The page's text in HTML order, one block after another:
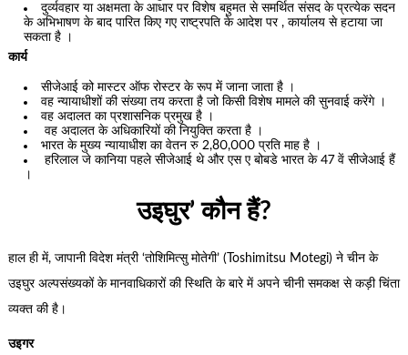
दुर्व्यवहार या अक्षमता के आधार पर विशेष बहुमत से समर्थित संसद के प्रत्येक सदन
के अभिभाषण के बाद पारित किए गए राष्ट्रपति के आदेश पर , कार्यालय से हटाया जा
सकता है ।
कार्य
सीजेआई को मास्टर ऑफ रोस्टर के रूप में जाना जाता है ।
वह न्यायाधीशों की संख्या तय करता है जो किसी विशेष मामले की सुनवाई करेंगे ।
वह अदालत का प्रशासनिक प्रमुख है ।
वह अदालत के अधिकारियों की नियुक्ति करता है ।
भारत के मुख्य न्यायाधीश का वेतन रु 2,80,000 प्रति माह है ।
हरिलाल जे कानिया पहले सीजेआई थे और एस ए बोबडे भारत के 47 वें सीजेआई हैं
।
उइघुर’ कौन हैं?
हाल ही में, जापानी विदेश मंत्री ‘तोशिमित्सु मोतेगी’ (Toshimitsu Motegi) ने चीन के
उइघुर अल्पसंख्यकों के मानवाधिकारों की स्थिति के बारे में अपने चीनी समकक्ष से कड़ी चिंता
व्यक्त की है।
उइगर